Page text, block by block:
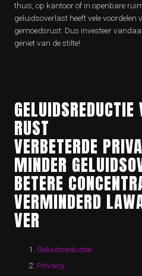
thuis, op kantoor of in openbare
geluidsoverlast heeft vele voordelen
gemoedsrust. Dus investeer
geniet van de stilte!
RUST
VERBETERDE
MINDER
BETERE
VERMINDERD
VER
Geluidsreductie
Privacy